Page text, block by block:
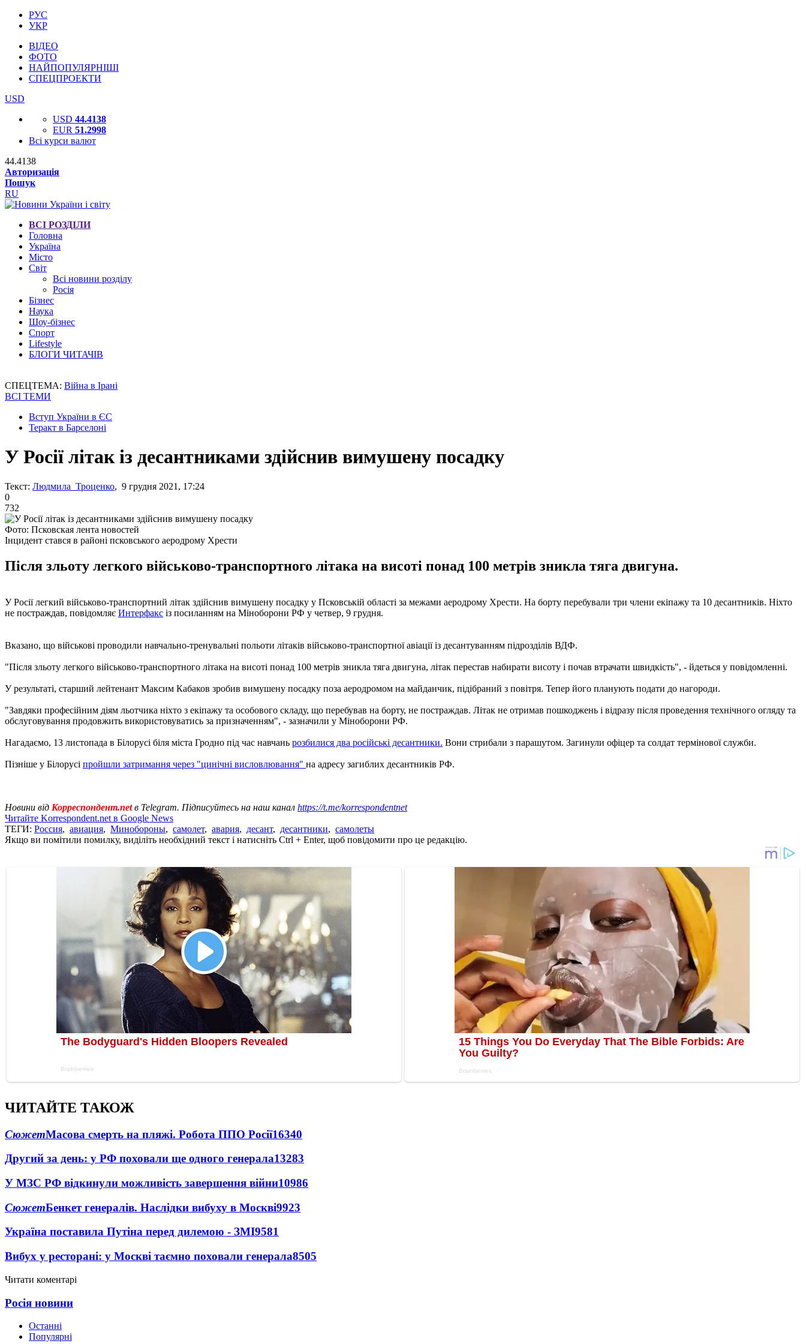
РУС
УКР
ВІДЕО
ФОТО
НАЙПОПУЛЯРНІШІ
СПЕЦПРОЕКТИ
USD
USD 44.4138
EUR 51.2998
Всі курси валют
44.4138
Авторизація
Пошук
RU
ВСІ РОЗДІЛИ
Головна
Україна
Місто
Світ
Всі новини розділу
Росія
Бізнес
Наука
Шоу-бізнес
Спорт
Lifestyle
БЛОГИ ЧИТАЧІВ
СПЕЦТЕМА: Війна в Ірані
ВСІ ТЕМИ
Вступ України в ЄС
Теракт в Барселоні
У Росії літак із десантниками здійснив вимушену посадку
Текст: Людмила Троценко, 9 грудня 2021, 17:24
0
732
Фото: Псковская лента новостей
Інцидент стався в районі псковського аеродрому Хрести
Після зльоту легкого військово-транспортного літака на висоті понад 100 метрів зникла тяга двигуна.
У Росії легкий військово-транспортний літак здійснив вимушену посадку у Псковській області за межами аеродрому Хрести. На борту перебували три члени екіпажу та 10 десантників. Ніхто
не постраждав, повідомляє Интерфакс із посиланням на Міноборони РФ у четвер, 9 грудня.
Вказано, що військові проводили навчально-тренувальні польоти літаків військово-транспортної авіації із десантуванням підрозділів ВДФ.
"Після зльоту легкого військово-транспортного літака на висоті понад 100 метрів зникла тяга двигуна, літак перестав набирати висоту і почав втрачати швидкість", - йдеться у повідомленні.
У результаті, старший лейтенант Максим Кабаков зробив вимушену посадку поза аеродромом на майданчик, підібраний з повітря. Тепер його планують подати до нагороди.
"Завдяки професійним діям льотчика ніхто з екіпажу та особового складу, що перебував на борту, не постраждав. Літак не отримав пошкоджень і відразу після проведення технічного огляду та
обслуговування продовжить використовуватись за призначенням", - зазначили у Міноборони РФ.
Нагадаємо, 13 листопада в Білорусі біля міста Гродно під час навчань розбилися два російські десантники. Вони стрибали з парашутом. Загинули офіцер та солдат термінової служби.
Пізніше у Білорусі пройшли затримання через "цинічні висловлювання" на адресу загиблих десантників РФ.
Новини від Корреспондент.netв Telegram. Підписуйтесь на наш канал https://t.me/korrespondentnet
Читайте Korrespondent.net в Google News
ТЕГИ: Россия, авиация, Минобороны, самолет, авария, десант, десантники, самолеты
Якщо ви помітили помилку, виділіть необхідний текст і натисніть Ctrl + Enter, щоб повідомити про це редакцію.
ЧИТАЙТЕ ТАКОЖ
СюжетМасова смерть на пляжі. Робота ППО Росії16340
Другий за день: у РФ поховали ще одного генерала13283
У МЗС РФ відкинули можливість завершення війни10986
СюжетБенкет генералів. Наслідки вибуху в Москві9923
Україна поставила Путіна перед дилемою - ЗМІ9581
Вибух у ресторані: у Москві таємно поховали генерала8505
Читати коментарі
Росія новини
Останні
Популярні